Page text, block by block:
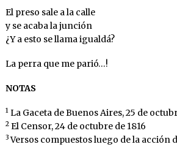
El preso sale a la calle
y se acaba la junción
¿Y a esto se llama igualdá?
La perra que me parió…!
NOTAS
1La Gaceta de Buenos Aires, 25 de
2El Censor, 24 de octubre de 1816
3Versos compuestos luego de la acción